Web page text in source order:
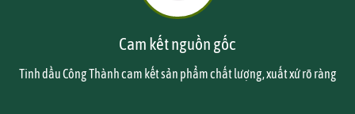
Cam kết nguồn gốc
Tinh dầu Công Thành cam kết sản phẩm chất lượng, xuất xứ rõ ràng